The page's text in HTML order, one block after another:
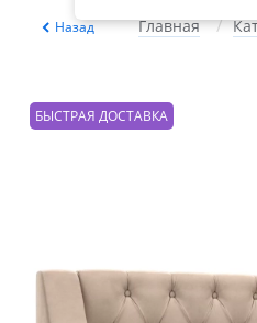
Назад Главная
БЫСТРАЯ ДОСТАВКА